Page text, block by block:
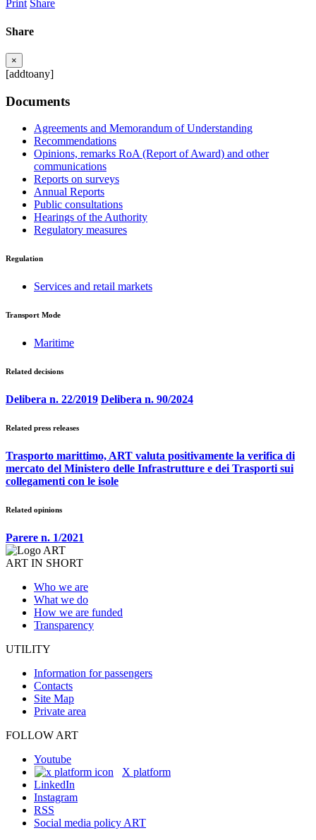
Print Share
Share
×
[addtoany]
Documents
Agreements and Memorandum of Understanding
Recommendations
Opinions, remarks RoA (Report of Award) and other
communications
Reports on surveys
Annual Reports
Public consultations
Hearings of the Authority
Regulatory measures
Regulation
Services and retail markets
Transport Mode
Maritime
Related decisions
Delibera n. 22/2019 Delibera n. 90/2024
Related press releases
Trasporto marittimo, ART valuta positivamente la verifica di
mercato del Ministero delle Infrastrutture e dei Trasporti sui
collegamenti con le isole
Related opinions
Parere n. 1/2021
ART IN SHORT
Who we are
What we do
How we are funded
Transparency
UTILITY
Information for passengers
Contacts
Site Map
Private area
FOLLOW ART
Youtube
X platform
LinkedIn
Instagram
RSS
Social media policy ART